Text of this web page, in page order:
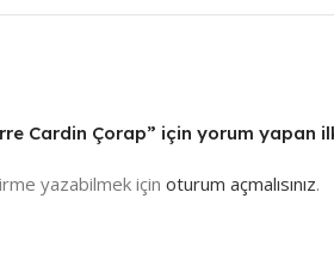
Cardin Çorap” için yorum yapan
yazabilmek için oturum açmalısınız.